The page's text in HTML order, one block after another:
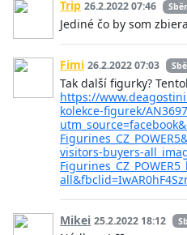
Trip 26.2.2022 07:46
Jediné čo by som
Fimi 26.2.2022 07:03
Tak další figurky?
https://
kolekce-figurek/
visitors-buyers-
Mikei 25.2.2022 18:12